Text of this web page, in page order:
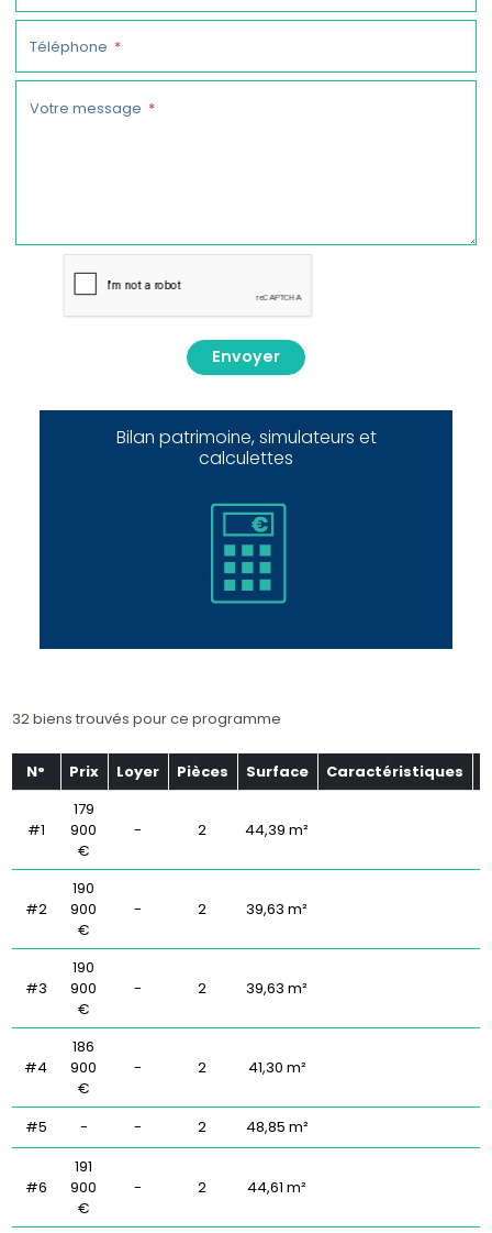
Téléphone
Votre message
Envoyer
Bilan patrimoine, simulateurs et
calculettes
32 biens trouvés pour ce programme
N° Prix Loyer Pièces Surface Caractéristiques
#1
179
900
€
- 2 44,39 m²
#2
190
900
€
- 2 39,63 m²
#3
190
900
€
- 2 39,63 m²
#4
186
900
€
- 2 41,30 m²
#5 - - 2 48,85 m²
#6
191
900
€
- 2 44,61 m²